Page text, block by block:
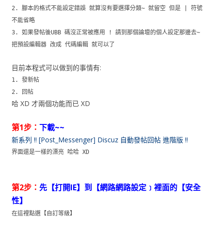
2. 腳本的格式不能設定錯誤 就算沒有要選擇分類~ 就留空 但是 | 符號
不能省略
3. 如果發帖後UBB 碼沒正常被應用 ! 請到那個論壇的個人設定那邊去~
把預設編輯器 改成 代碼編輯 就可以了
目前本程式可以做到的事情有:
1. 發新帖
2. 回帖
哈 XD 才兩個功能而已 XD
第1步： 下載~~
新系列 !! [Post_Messenger] Discuz 自動發帖回帖 進階版 !!
界面還是一樣的漂亮 哈哈 XD
第2步： 先【打開IE】到【網路網路設定﹞裡面的【安全
性】
在這裡點選【自訂等級】